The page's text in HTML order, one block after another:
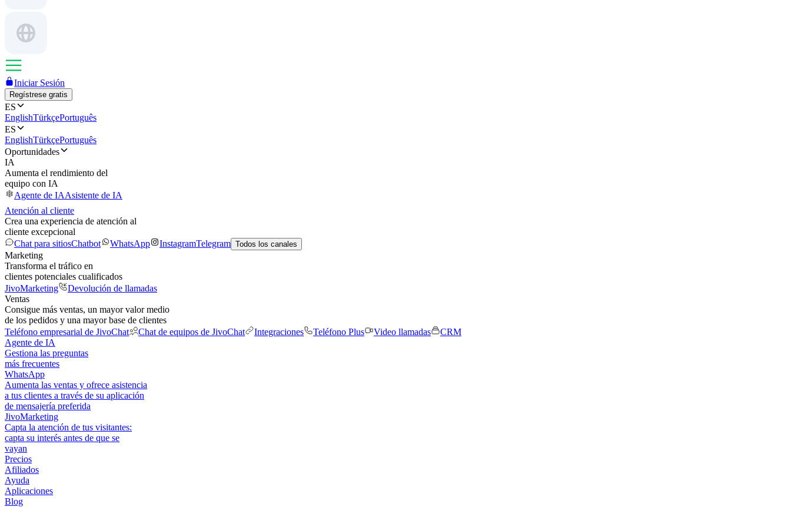
Iniciar Sesión
Regístrese gratis
ES
EnglishTürkçePortuguês
ES
EnglishTürkçePortuguês
Oportunidades
IA
Aumenta el rendimiento del
equipo con IA
Agente de IAAsistente de IA
Atención al cliente
Crea una experiencia de atención al
cliente excepcional
Chat para sitiosChatbot WhatsApp InstagramTelegram Todos los canales
Marketing
Transforma el tráfico en
clientes potenciales cualificados
JivoMarketing
Devolución de llamadas
Ventas
Consigue más ventas, un mayor valor medio
de los pedidos y una mayor base de clientes
Teléfono empresarial de JivoChat
Chat de equipos de JivoChat Integraciones Teléfono Plus Video llamadas
CRM
Agente de IA
Gestiona las preguntas
más frecuentes
WhatsApp
Aumenta las ventas y ofrece asistencia
a tus clientes a través de su aplicación
de mensajería preferida
JivoMarketing
Capta la atención de tus visitantes:
capta su interés antes de que se
vayan
Precios
Afiliados
Ayuda
Aplicaciones
Blog